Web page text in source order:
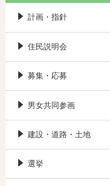
計画・指針
住民説明会
募集・応募
男女共同参画
建設・道路・土地
選挙